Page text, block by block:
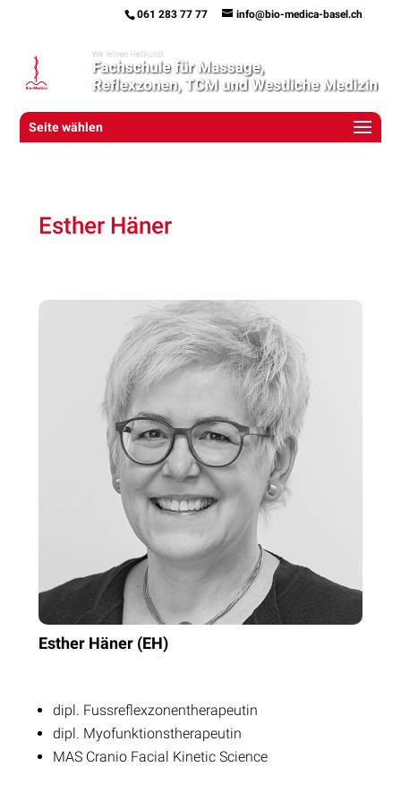
061 283 77 77 info@bio-medica-basel.ch
Seite wählen
Esther Häner
Esther Häner (EH)
dipl. Fussreflexzonentherapeutin
dipl. Myofunktionstherapeutin
MAS Cranio Facial Kinetic Science